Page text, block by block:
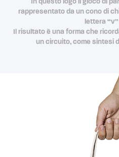
rappresentato da un cono di
lettera “v”
Il risultato è una forma che
un circuito, come sintesi